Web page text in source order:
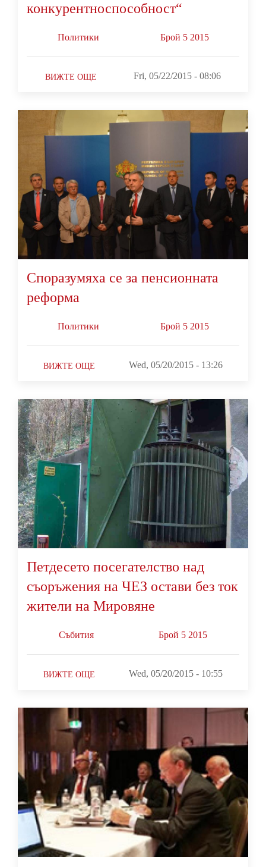
конкурентноспособност“
Политики Брой 5 2015
ВИЖТЕ ОЩЕ Fri, 05/22/2015 - 08:06
Споразумяха се за пенсионната
реформа
Политики Брой 5 2015
ВИЖТЕ ОЩЕ Wed, 05/20/2015 - 13:26
Петдесето посегателство над
съоръжения на ЧЕЗ остави без ток
жители на Мировяне
Събития Брой 5 2015
ВИЖТЕ ОЩЕ Wed, 05/20/2015 - 10:55